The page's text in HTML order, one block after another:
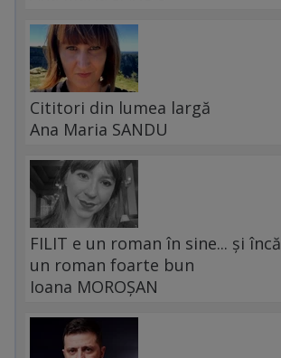
Cititori din lumea largă
Ana Maria SANDU
FILIT e un roman în sine... și încă
un roman foarte bun
Ioana MOROȘAN